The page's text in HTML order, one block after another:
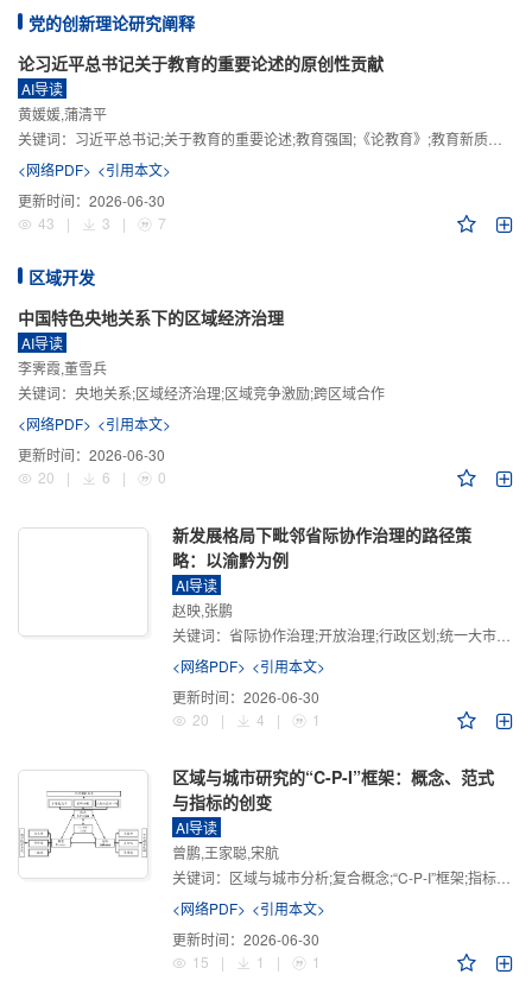
党的创新理论研究阐释
论习近平总书记关于教育的重要论述的原创性贡献
AI导读
黄媛媛,蒲清平
关键词： 习近平总书记;关于教育的重要论述;教育强国;《论教育》;教育新质生产力;教育人工智能
<网络PDF> <引用本文>
更新时间： 2026-06-30
43
| 3 | 7
区域开发
中国特色央地关系下的区域经济治理
AI导读
李霁霞,董雪兵
关键词： 央地关系;区域经济治理;区域竞争激励;跨区域合作
<网络PDF> <引用本文>
更新时间： 2026-06-30
20
| 6 | 0
新发展格局下毗邻省际协作治理的路径策
略：以渝黔为例
AI导读
赵映,张鹏
关键词： 省际协作治理;开放治理;行政区划;统一大市场;新发展格局
<网络PDF> <引用本文>
更新时间： 2026-06-30
20
| 4 | 1
区域与城市研究的“C-P-I”框架：概念、范式
与指标的创变
AI导读
曾鹏,王家聪,宋航
关键词： 区域与城市分析;复合概念;“C-P-I”框架;指标体系
<网络PDF> <引用本文>
更新时间： 2026-06-30
15
| 1 | 1